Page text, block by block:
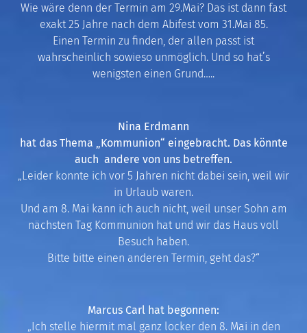
Wie wäre denn der Termin am 29.Mai? Das ist dann fast
exakt 25 Jahre nach dem Abifest vom 31.Mai 85.
Einen Termin zu finden, der allen passt ist
wahrscheinlich sowieso unmöglich. Und so hat’s
wenigsten einen Grund…..
Nina Erdmann
hat das Thema „Kommunion“ eingebracht. Das könnte
auch andere von uns betreffen.
„ Leider konnte ich vor 5 Jahren nicht dabei sein, weil wir
in Urlaub waren.
Und am 8. Mai kann ich auch nicht, weil unser Sohn am
nächsten Tag Kommunion hat und wir das Haus voll
Besuch haben.
Bitte bitte einen anderen Termin, geht das?“
Marcus Carl hat begonnen:
„Ich stelle hiermit mal ganz locker den 8. Mai in den